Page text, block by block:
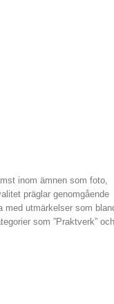
inom ämnen som foto,
präglar genomgående
med utmärkelser som
som ”Praktverk” och